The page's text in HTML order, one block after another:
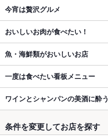
今宵は贅沢グルメ
おいしいお肉が食べたい！
魚・海鮮類がおいしいお店
一度は食べたい看板メニュー
ワインとシャンパンの美酒に酔う
条件を変更してお店を探す